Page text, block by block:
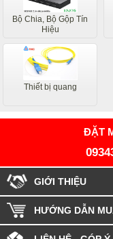
Bộ Chia, Bộ Gộp Tín
Hiệu
Thiết bị quang
ĐẶT
GIỚI THIỆU
HƯỚNG DẪN